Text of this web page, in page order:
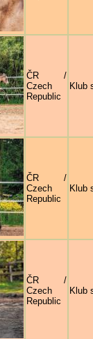
ČR /
Czech
Republic
Klub
ČR /
Czech
Republic
Klub
ČR /
Czech
Republic
Klub